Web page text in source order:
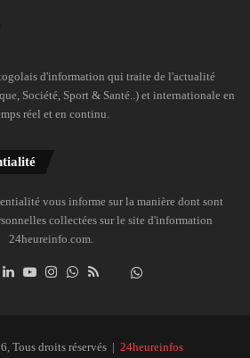
d'information qui traite de l'actualité
Société, Sport & Santé..) et internationale en
réel et en continu.
vous informe sur la manière dont sont
collectées sur le site d'information
24heureinfo.com.
X LinkedinYouTubeInstagramWhatsAppDailymotion
Tous droits réservés | 24heureinfos